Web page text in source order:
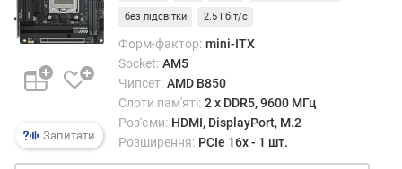
S
A
T
A
3
Г
б
Запитати
без підсвітки 2.5 Гбіт/с
Форм-фактор: mini-ITX
Socket: AM5
Чипсет: AMD B850
Слоти пам'яті: 2 х DDR5, 9600 МГц
Роз'єми: HDMI, DisplayPort, M.2
Розширення: PCIe 16x - 1 шт.